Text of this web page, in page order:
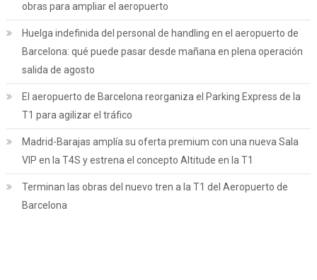
obras para ampliar el aeropuerto
Huelga indefinida del personal de handling en el aeropuerto de
Barcelona: qué puede pasar desde mañana en plena operación
salida de agosto
El aeropuerto de Barcelona reorganiza el Parking Express de la
T1 para agilizar el tráfico
Madrid-Barajas amplía su oferta premium con una nueva Sala
VIP en la T4S y estrena el concepto Altitude en la T1
Terminan las obras del nuevo tren a la T1 del Aeropuerto de
Barcelona